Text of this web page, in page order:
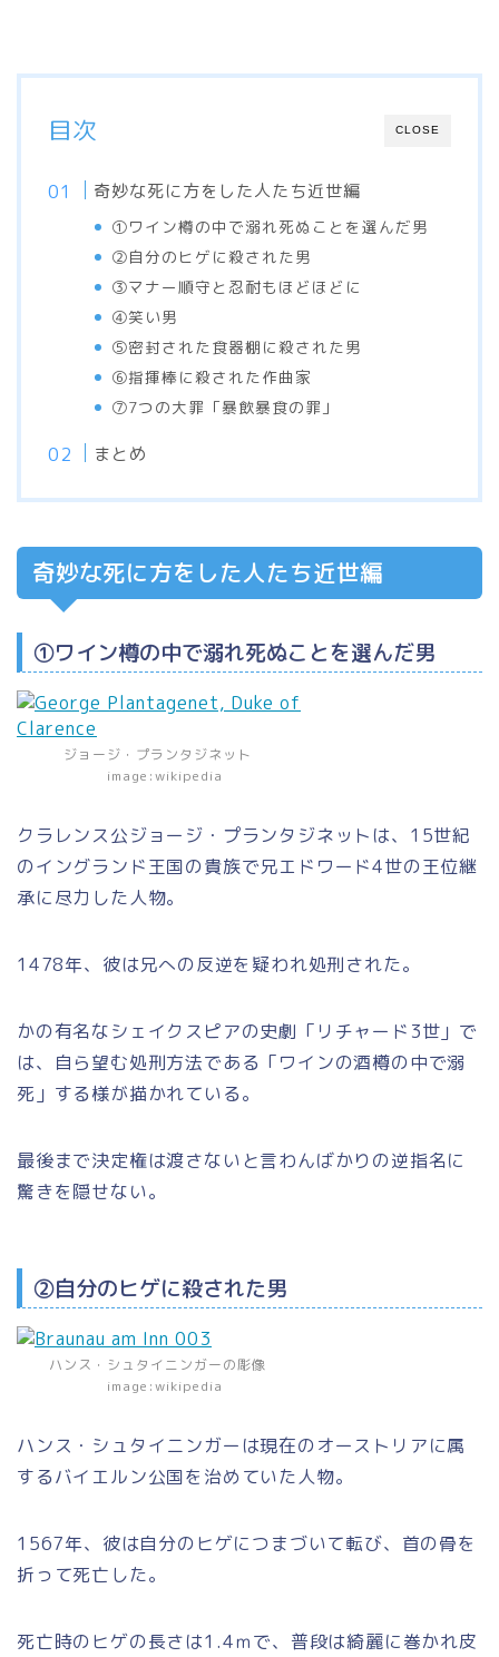
CLOSE
目次
奇妙な死に方をした人たち近世編
①ワイン樽の中で溺れ死ぬことを選んだ男
②自分のヒゲに殺された男
③マナー順守と忍耐もほどほどに
④笑い男
⑤密封された食器棚に殺された男
⑥指揮棒に殺された作曲家
⑦7つの大罪「暴飲暴食の罪」
まとめ
奇妙な死に方をした人たち近世編
①ワイン樽の中で溺れ死ぬことを選んだ男
ジョージ・プランタジネット
image:wikipedia
クラレンス公ジョージ・プランタジネットは、15世紀
のイングランド王国の貴族で兄エドワード4世の王位継
承に尽力した人物。
1478年、彼は兄への反逆を疑われ処刑された。
かの有名なシェイクスピアの史劇「リチャード3世」で
は、自ら望む処刑方法である「ワインの酒樽の中で溺
死」する様が描かれている。
最後まで決定権は渡さないと言わんばかりの逆指名に
驚きを隠せない。
②自分のヒゲに殺された男
ハンス・シュタイニンガーの彫像
image:wikipedia
ハンス・シュタイニンガーは現在のオーストリアに属
するバイエルン公国を治めていた人物。
1567年、彼は自分のヒゲにつまづいて転び、首の骨を
折って死亡した。
死亡時のヒゲの長さは1.4ｍで、普段は綺麗に巻かれ皮